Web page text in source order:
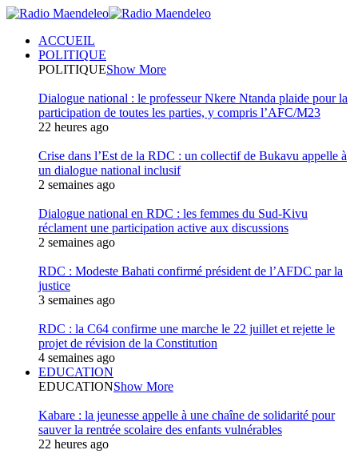
ACCUEIL
POLITIQUE
POLITIQUEShow More
Dialogue national : le professeur Nkere Ntanda plaide pour la
participation de toutes les parties, y compris l’AFC/M23
22 heures ago
Crise dans l’Est de la RDC : un collectif de Bukavu appelle à
un dialogue national inclusif
2 semaines ago
Dialogue national en RDC : les femmes du Sud-Kivu
réclament une participation active aux discussions
2 semaines ago
RDC : Modeste Bahati confirmé président de l’AFDC par la
justice
3 semaines ago
RDC : la C64 confirme une marche le 22 juillet et rejette le
projet de révision de la Constitution
4 semaines ago
EDUCATION
EDUCATIONShow More
Kabare : la jeunesse appelle à une chaîne de solidarité pour
sauver la rentrée scolaire des enfants vulnérables
22 heures ago